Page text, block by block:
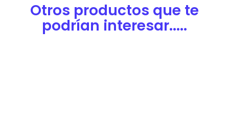
Otros productos que te
podrían interesar.....